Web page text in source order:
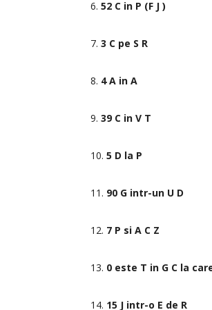
6. 52 C in P (F J )
7. 3 C pe S R
8. 4 A in A
9. 39 C in V T
10. 5 D la P
11. 90 G intr-un U D
12. 7 P si A C Z
13. 0 este T in G C la
14. 15 J intr-o E de R